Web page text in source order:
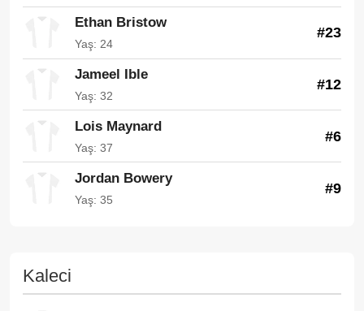
Ethan Bristow
Yaş: 24
#23
Jameel Ible
Yaş: 32
#12
Lois Maynard
Yaş: 37
#6
Jordan Bowery
Yaş: 35
#9
Kaleci